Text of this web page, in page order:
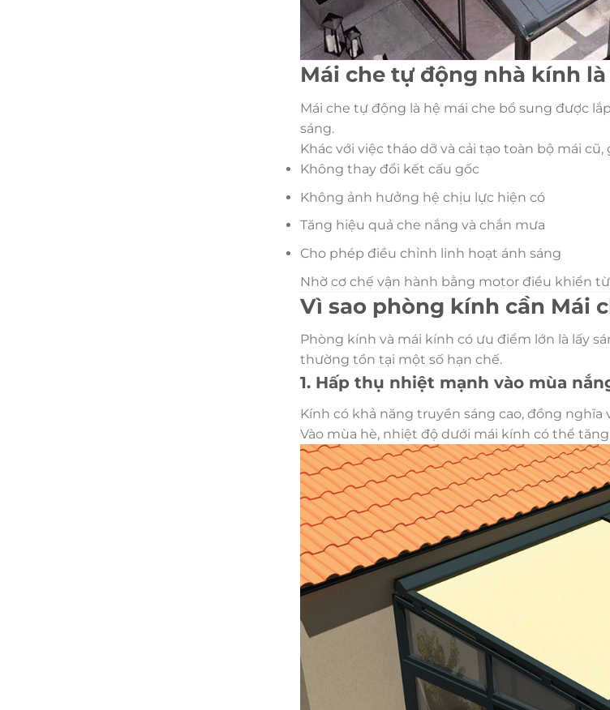
Mái che tự động nhà kính là
Mái che tự động là hệ mái che bổ sung được
sáng.
Khác với việc tháo dỡ và cải tạo toàn bộ mái cũ,
Không thay đổi kết cấu gốc
Không ảnh hưởng hệ chịu lực hiện có
Tăng hiệu quả che nắng và chắn mưa
Cho phép điều chỉnh linh hoạt ánh sáng
Nhờ cơ chế vận hành bằng motor điều khiển
Vì sao phòng kính cần Mái
Phòng kính và mái kính có ưu điểm lớn là lấy
thường tồn tại một số hạn chế.
1. Hấp thụ nhiệt mạnh vào mùa
Kính có khả năng truyền sáng cao, đồng
Vào mùa hè, nhiệt độ dưới mái kính có thể